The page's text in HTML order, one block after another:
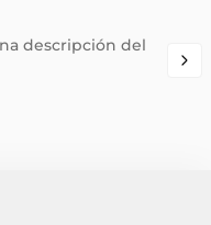
descripción del